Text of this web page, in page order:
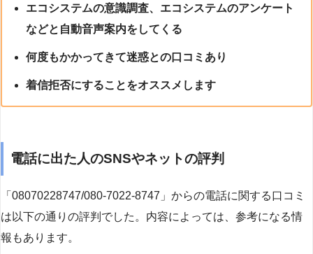
エコシステムの意識調査、エコシステムのアンケート
などと自動音声案内をしてくる
何度もかかってきて迷惑との口コミあり
着信拒否にすることをオススメします
電話に出た人のSNSやネットの評判
「08070228747/080-7022-8747」からの電話に関する口コミ
は以下の通りの評判でした。内容によっては、参考になる情
報もあります。